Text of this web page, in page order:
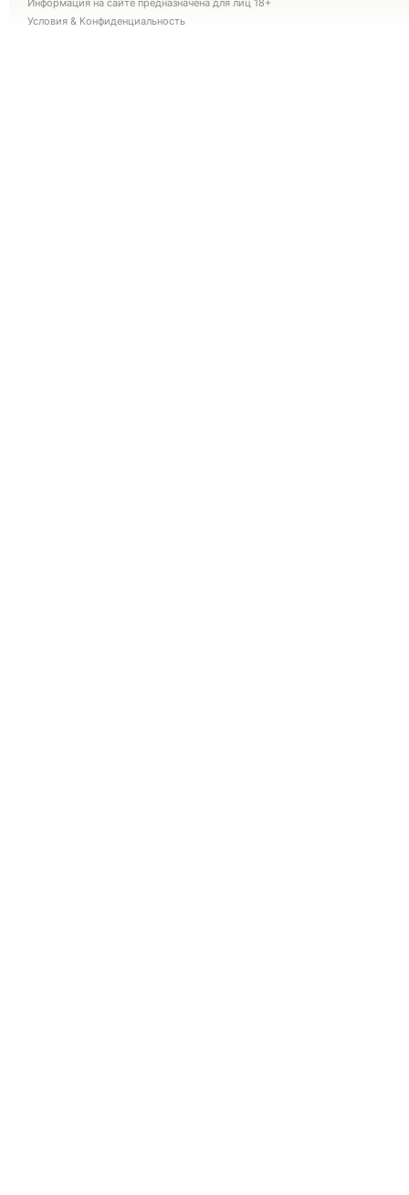
Информация на сайте предназначена для лиц 18+
Условия & Конфиденциальность